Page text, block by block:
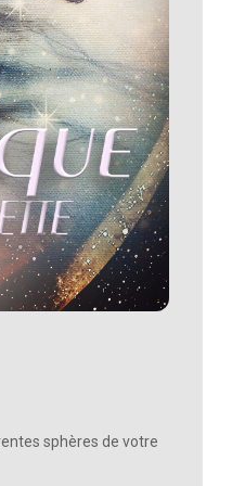
sphères de votre